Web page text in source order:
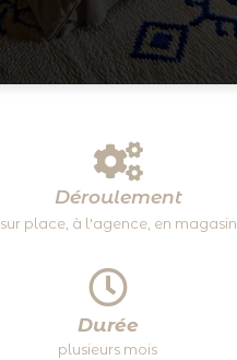
Déroulement
sur place, à l'agence, en magasin
Durée
plusieurs mois